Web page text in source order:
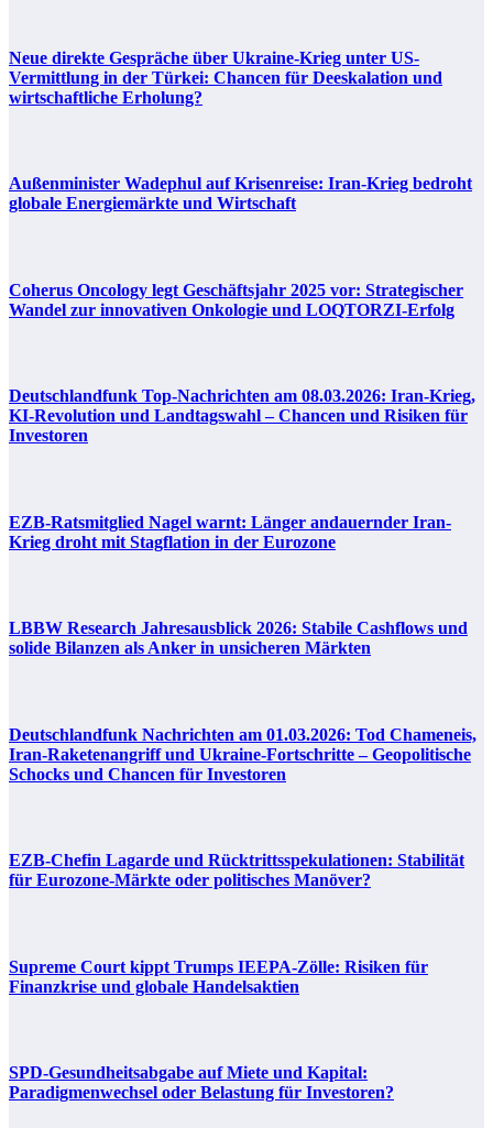
Neue direkte Gespräche über Ukraine-Krieg unter US-
Vermittlung in der Türkei: Chancen für Deeskalation und
wirtschaftliche Erholung?
Außenminister Wadephul auf Krisenreise: Iran-Krieg bedroht
globale Energiemärkte und Wirtschaft
Coherus Oncology legt Geschäftsjahr 2025 vor: Strategischer
Wandel zur innovativen Onkologie und LOQTORZI-Erfolg
Deutschlandfunk Top-Nachrichten am 08.03.2026: Iran-Krieg,
KI-Revolution und Landtagswahl – Chancen und Risiken für
Investoren
EZB-Ratsmitglied Nagel warnt: Länger andauernder Iran-
Krieg droht mit Stagflation in der Eurozone
LBBW Research Jahresausblick 2026: Stabile Cashflows und
solide Bilanzen als Anker in unsicheren Märkten
Deutschlandfunk Nachrichten am 01.03.2026: Tod Chameneis,
Iran-Raketenangriff und Ukraine-Fortschritte – Geopolitische
Schocks und Chancen für Investoren
EZB-Chefin Lagarde und Rücktrittsspekulationen: Stabilität
für Eurozone-Märkte oder politisches Manöver?
Supreme Court kippt Trumps IEEPA-Zölle: Risiken für
Finanzkrise und globale Handelsaktien
SPD-Gesundheitsabgabe auf Miete und Kapital:
Paradigmenwechsel oder Belastung für Investoren?